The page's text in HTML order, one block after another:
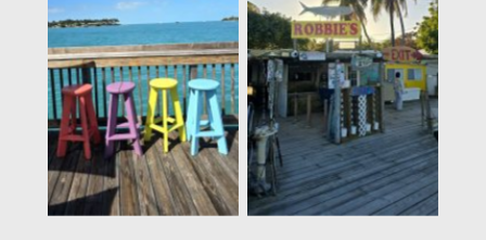
Aucune légende Aucune légende